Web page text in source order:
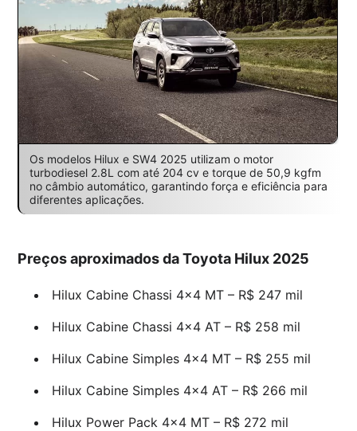
Os modelos Hilux e SW4 2025 utilizam o motor
turbodiesel 2.8L com até 204 cv e torque de 50,9 kgfm
no câmbio automático, garantindo força e eficiência para
diferentes aplicações.
Preços aproximados da Toyota Hilux 2025
Hilux Cabine Chassi 4×4 MT – R$ 247 mil
Hilux Cabine Chassi 4×4 AT – R$ 258 mil
Hilux Cabine Simples 4×4 MT – R$ 255 mil
Hilux Cabine Simples 4×4 AT – R$ 266 mil
Hilux Power Pack 4×4 MT – R$ 272 mil